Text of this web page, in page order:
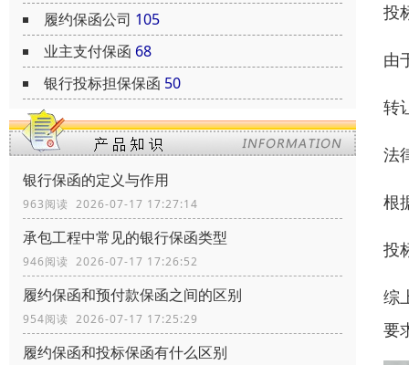
履约保函公司 105
业主支付保函 68
银行投标担保保函 50
银行保函的定义与作用
963阅读 2026-07-17 17:27:14
承包工程中常见的银行保函类型
946阅读 2026-07-17 17:26:52
履约保函和预付款保函之间的区别
954阅读 2026-07-17 17:25:29
履约保函和投标保函有什么区别
投
由
转
法
根
投
综
要